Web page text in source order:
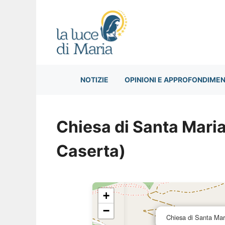
NOTIZIE OPINIONI E
Chiesa di Santa
Caserta)
Chiesa di Santa
+
−